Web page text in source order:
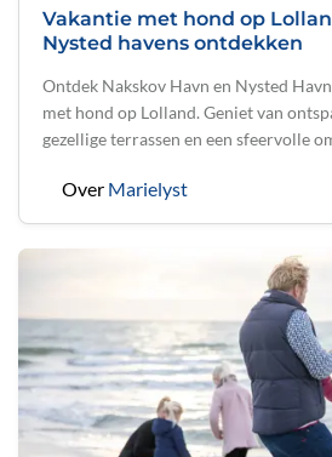
Vakantie met hond op
Nysted havens ontdekken
Ontdek Nakskov Havn en Nysted
met hond op Lolland. Geniet van
gezellige terrassen en een sfeervolle
Over Marielyst